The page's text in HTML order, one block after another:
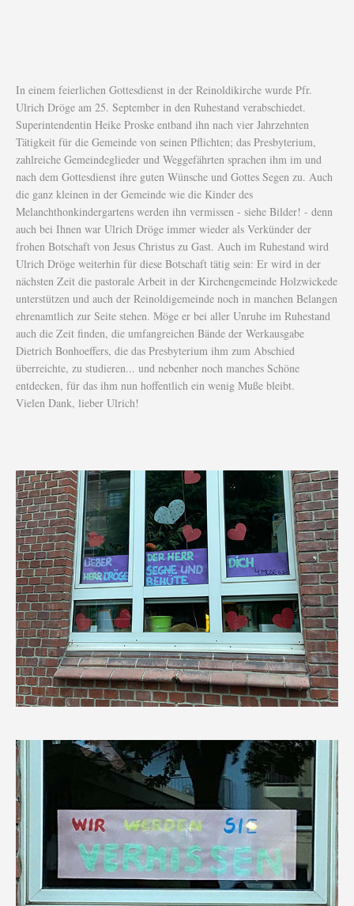
In einem feierlichen Gottesdienst in der Reinoldikirche wurde Pfr.
Ulrich Dröge am 25. September in den Ruhestand verabschiedet.
Superintendentin Heike Proske entband ihn nach vier Jahrzehnten
Tätigkeit für die Gemeinde von seinen Pflichten; das Presbyterium,
zahlreiche Gemeindeglieder und Weggefährten sprachen ihm im und
nach dem Gottesdienst ihre guten Wünsche und Gottes Segen zu. Auch
die ganz kleinen in der Gemeinde wie die Kinder des
Melanchthonkindergartens werden ihn vermissen - siehe Bilder! - denn
auch bei Ihnen war Ulrich Dröge immer wieder als Verkünder der
frohen Botschaft von Jesus Christus zu Gast. Auch im Ruhestand wird
Ulrich Dröge weiterhin für diese Botschaft tätig sein: Er wird in der
nächsten Zeit die pastorale Arbeit in der Kirchengemeinde Holzwickede
unterstützen und auch der Reinoldigemeinde noch in manchen Belangen
ehrenamtlich zur Seite stehen. Möge er bei aller Unruhe im Ruhestand
auch die Zeit finden, die umfangreichen Bände der Werkausgabe
Dietrich Bonhoeffers, die das Presbyterium ihm zum Abschied
überreichte, zu studieren... und nebenher noch manches Schöne
entdecken, für das ihm nun hoffentlich ein wenig Muße bleibt.
Vielen Dank, lieber Ulrich!